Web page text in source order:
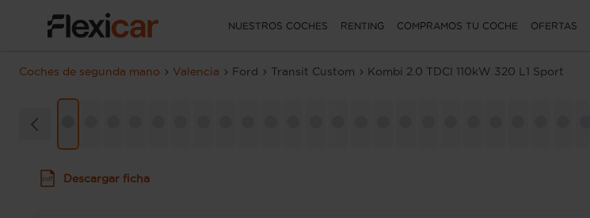
NUESTROS COCHES RENTING COMPRAMOS TU COCHE OFERTAS
Coches de segunda mano Valencia Ford Transit Custom Kombi 2.0 TDCI 110kW 320 L1 Sport
Descargar ficha